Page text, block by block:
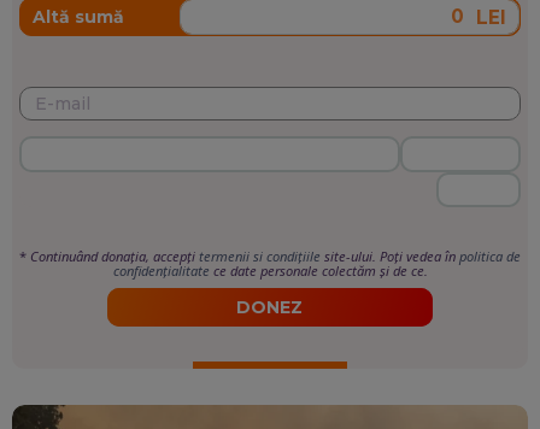
Altă sumă LEI
* Continuând donația, accepți termenii si condițiile site-ului. Poți vedea în politica de
confidențialitate ce date personale colectăm și de ce.
DONEZ